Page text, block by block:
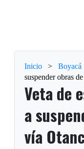
Inicio > Boyacá
suspender obras
Veta de
a
vía